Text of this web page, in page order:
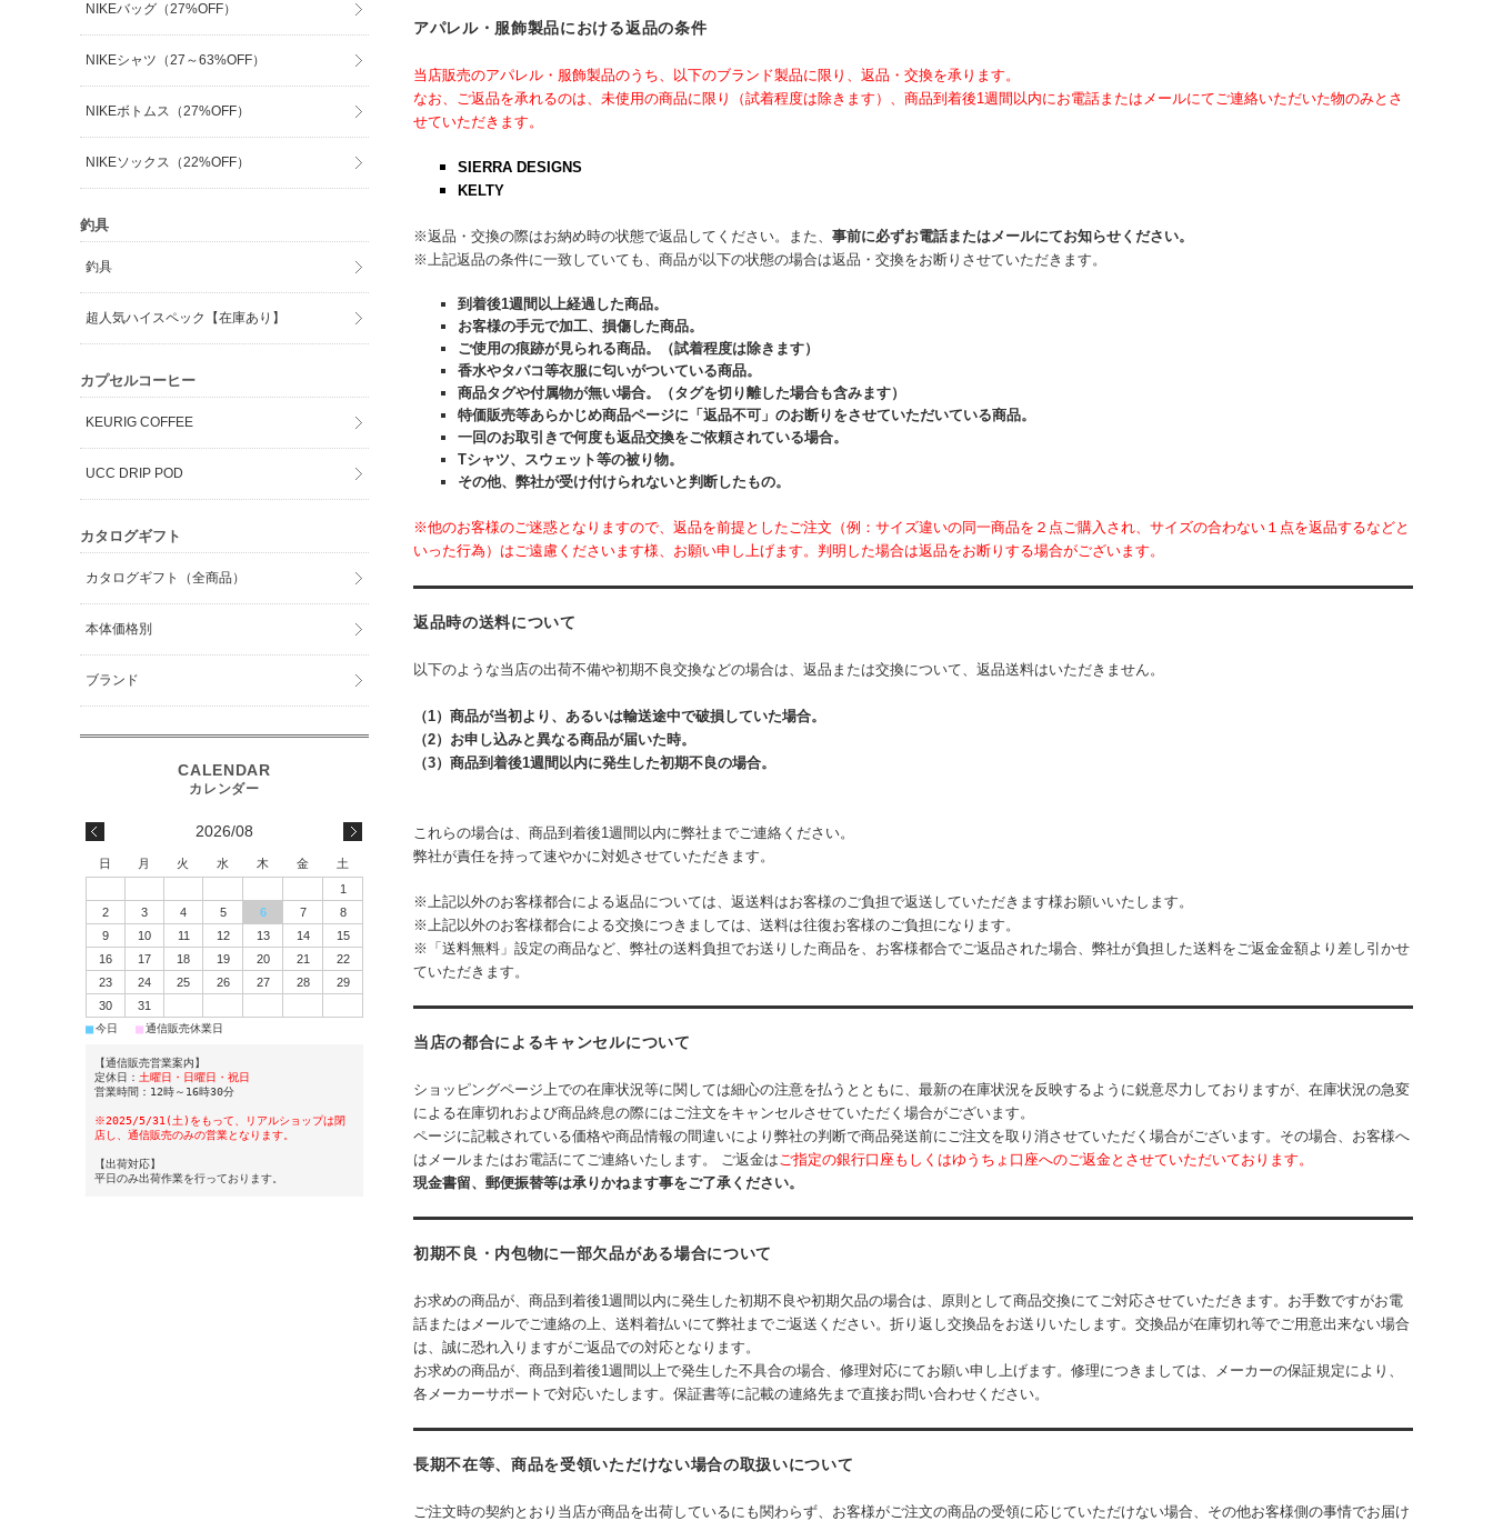
アパレル・服飾製品における返品の条件
当店販売のアパレル・服飾製品のうち、以下のブランド製品に限り、返品・交換を承ります。
なお、ご返品を承れるのは、未使用の商品に限り（試着程度は除きます）、商品到着後1週間以内にお電話またはメールにてご連絡いただいた物のみとさ
せていただきます。
SIERRA DESIGNS
KELTY
※返品・交換の際はお納め時の状態で返品してください。また、 事前に必ずお電話またはメールにてお知らせください。
※上記返品の条件に一致していても、商品が以下の状態の場合は返品・交換をお断りさせていただきます。
到着後1週間以上経過した商品。
お客様の手元で加工、損傷した商品。
ご使用の痕跡が見られる商品。（試着程度は除きます）
香水やタバコ等衣服に匂いがついている商品。
商品タグや付属物が無い場合。（タグを切り離した場合も含みます）
特価販売等あらかじめ商品ページに「返品不可」のお断りをさせていただいている商品。
一回のお取引きで何度も返品交換をご依頼されている場合。
Tシャツ、スウェット等の被り物。
その他、弊社が受け付けられないと判断したもの。
※他のお客様のご迷惑となりますので、返品を前提としたご注文（例：サイズ違いの同一商品を２点ご購入され、サイズの合わない１点を返品するなどと
いった行為）はご遠慮くださいます様、お願い申し上げます。判明した場合は返品をお断りする場合がございます。
返品時の送料について
以下のような当店の出荷不備や初期不良交換などの場合は、返品または交換について、返品送料はいただきません。
（1）商品が当初より、あるいは輸送途中で破損していた場合。
（2）お申し込みと異なる商品が届いた時。
（3）商品到着後1週間以内に発生した初期不良の場合。
これらの場合は、商品到着後1週間以内に弊社までご連絡ください。
弊社が責任を持って速やかに対処させていただきます。
※上記以外のお客様都合による返品については、返送料はお客様のご負担で返送していただきます様お願いいたします。
※上記以外のお客様都合による交換につきましては、送料は往復お客様のご負担になります。
※「送料無料」設定の商品など、弊社の送料負担でお送りした商品を、お客様都合でご返品された場合、弊社が負担した送料をご返金金額より差し引かせ
ていただきます。
当店の都合によるキャンセルについて
ショッピングページ上での在庫状況等に関しては細心の注意を払うとともに、最新の在庫状況を反映するように鋭意尽力しておりますが、在庫状況の急変
による在庫切れおよび商品終息の際にはご注文をキャンセルさせていただく場合がございます。
ページに記載されている価格や商品情報の間違いにより弊社の判断で商品発送前にご注文を取り消させていただく場合がございます。その場合、お客様へ
はメールまたはお電話にてご連絡いたします。 ご返金はご指定の銀行口座もしくはゆうちょ口座へのご返金とさせていただいております。
現金書留、郵便振替等は承りかねます事をご了承ください。
初期不良・内包物に一部欠品がある場合について
お求めの商品が、商品到着後1週間以内に発生した初期不良や初期欠品の場合は、原則として商品交換にてご対応させていただきます。お手数ですがお電
話またはメールでご連絡の上、送料着払いにて弊社までご返送ください。折り返し交換品をお送りいたします。交換品が在庫切れ等でご用意出来ない場合
は、誠に恐れ入りますがご返品での対応となります。
お求めの商品が、商品到着後1週間以上で発生した不具合の場合、修理対応にてお願い申し上げます。修理につきましては、メーカーの保証規定により、
各メーカーサポートで対応いたします。保証書等に記載の連絡先まで直接お問い合わせください。
長期不在等、商品を受領いただけない場合の取扱いについて
ご注文時の契約とおり当店が商品を出荷しているにも関わらず、お客様がご注文の商品の受領に応じていただけない場合、その他お客様側の事情でお届け
NIKEバッグ（27%OFF）
NIKEシャツ（27～63%OFF）
NIKEボトムス（27%OFF）
NIKEソックス（22%OFF）
釣具
釣具
超人気ハイスペック【在庫あり】
カプセルコーヒー
KEURIG COFFEE
UCC DRIP POD
カタログギフト
カタログギフト（全商品）
本体価格別
ブランド
2026/08
日 月 火 水 木 金
土
1
2
3 4 5 6 7
8
9
10 11 12 13 14
15
16
17 18 19 20 21
22
23
24 25 26 27 28
29
30
31
■今日 ■通信販売休業日
【通信販売営業案内】
定休日： 土曜日・日曜日・祝日
営業時間：12時～16時30分
※2025/5/31(土)をもって、リアルショップは閉
店し、通信販売のみの営業となります。
【出荷対応】
平日のみ出荷作業を行っております。